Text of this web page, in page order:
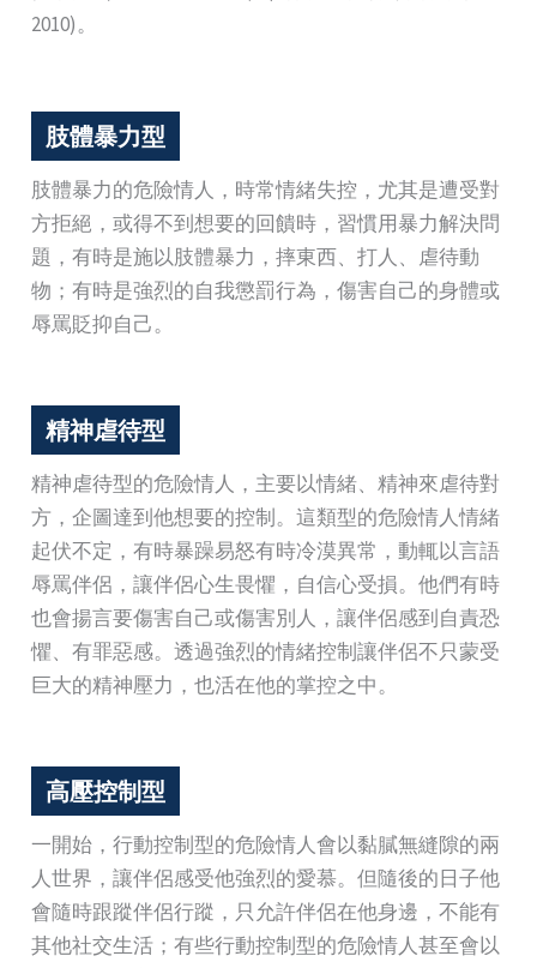
2010)。
肢體暴力型
肢體暴力的危險情人，時常情緒失控，尤其是遭受對
方拒絕，或得不到想要的回饋時，習慣用暴力解決問
題，有時是施以肢體暴力，摔東西、打人、虐待動
物；有時是強烈的自我懲罰行為，傷害自己的身體或
辱罵貶抑自己。
精神虐待型
精神虐待型的危險情人，主要以情緒、精神來虐待對
方，企圖達到他想要的控制。這類型的危險情人情緒
起伏不定，有時暴躁易怒有時冷漠異常，動輒以言語
辱罵伴侶，讓伴侶心生畏懼，自信心受損。他們有時
也會揚言要傷害自己或傷害別人，讓伴侶感到自責恐
懼、有罪惡感。透過強烈的情緒控制讓伴侶不只蒙受
巨大的精神壓力，也活在他的掌控之中。
高壓控制型
一開始，行動控制型的危險情人會以黏膩無縫隙的兩
人世界，讓伴侶感受他強烈的愛慕。但隨後的日子他
會隨時跟蹤伴侶行蹤，只允許伴侶在他身邊，不能有
其他社交生活；有些行動控制型的危險情人甚至會以